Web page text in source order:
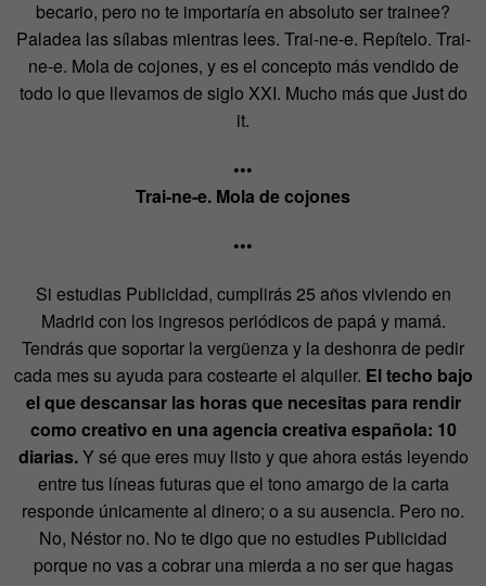
becario, pero no te importaría en absoluto ser trainee?
Paladea las sílabas mientras lees. Trai-ne-e. Repítelo. Trai-
ne-e. Mola de cojones, y es el concepto más vendido de
todo lo que llevamos de siglo XXI. Mucho más que Just do
it.
•••
Trai-ne-e. Mola de cojones
•••
Si estudias Publicidad, cumplirás 25 años viviendo en
Madrid con los ingresos periódicos de papá y mamá.
Tendrás que soportar la vergüenza y la deshonra de pedir
cada mes su ayuda para costearte el alquiler. El techo bajo
el que descansar las horas que necesitas para rendir
como creativo en una agencia creativa española: 10
diarias.Y sé que eres muy listo y que ahora estás leyendo
entre tus líneas futuras que el tono amargo de la carta
responde únicamente al dinero; o a su ausencia. Pero no.
No, Néstor no. No te digo que no estudies Publicidad
porque no vas a cobrar una mierda a no ser que hagas